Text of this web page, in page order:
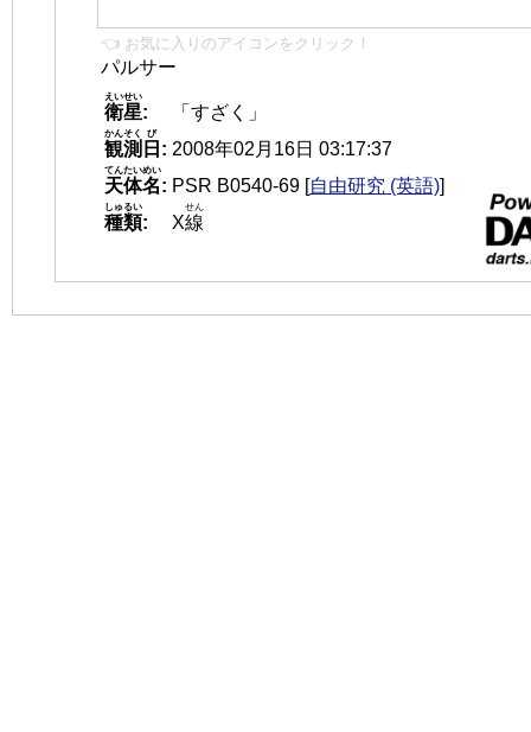
👈 お気に入りのアイコンをクリック！
パルサー
衛星
えいせい
:
「すざく」
観測
かんそく
日
び
: 2008年02月16日 03:17:37
天体名
てんたいめい
: PSR B0540-69 [自由研究 (英語)]
種類
しゅるい
: X線
せん